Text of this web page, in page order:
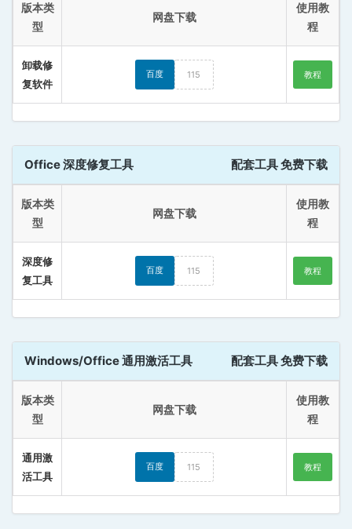
版本类
型
网盘下载
使用教
程
卸载修
复软件
百度 115 教程
Office 深度修复工具 配套工具 免费下载
版本类
型
网盘下载
使用教
程
深度修
复工具
百度 115 教程
Windows/Office 通用激活工具 配套工具 免费下载
版本类
型
网盘下载
使用教
程
通用激
活工具
百度 115 教程